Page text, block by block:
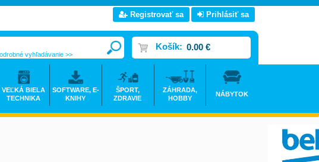
Registrovať sa Prihlásiť sa
Košík: 0.00 €
vyhľadávanie >>
VEĽKÁ BIELA
TECHNIKA
SOFTWARE, E-
KNIHY
ŠPORT,
ZDRAVIE
ZÁHRADA,
HOBBY
NÁBYTOK